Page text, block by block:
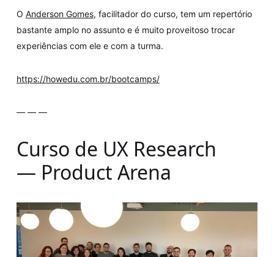
O Anderson Gomes, facilitador do curso, tem um repertório
bastante amplo no assunto e é muito proveitoso trocar
experiências com ele e com a turma.
https://howedu.com.br/bootcamps/
— — —
Curso de UX Research
— Product Arena